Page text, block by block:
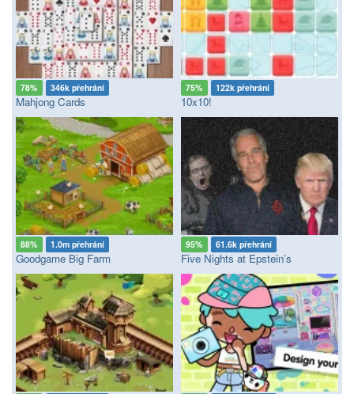
78% 346k přehrání
Mahjong Cards
75% 122k přehrání
10x10!
88% 1.0m přehrání
Goodgame Big Farm
95% 61.6k přehrání
Five Nights at Epstein’s